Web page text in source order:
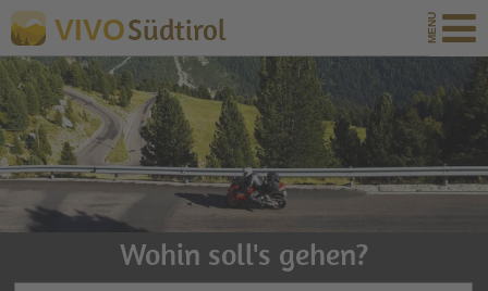
VIVOSüdtirol
Wohin soll's gehen?